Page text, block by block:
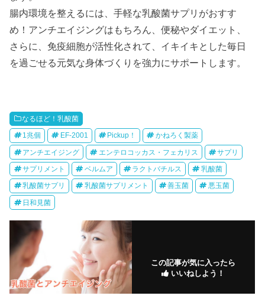
腸内環境を整えるには、手軽な乳酸菌サプリがおすす
め！アンチエイジングはもちろん、便秘やダイエット、
さらに、免疫細胞が活性化されて、イキイキとした毎日
を過ごせる元気な身体づくりを強力にサポートします。
なるほど！乳酸菌
1兆個 EF-2001 Pickup！ かねろく製薬
アンチエイジング エンテロコッカス・フェカリス サプリ
サプリメント ベルムア ラクトバチルス 乳酸菌
乳酸菌サプリ 乳酸菌サプリメント 善玉菌 悪玉菌
日和見菌
この記事が気に入ったら
いいねしよう！